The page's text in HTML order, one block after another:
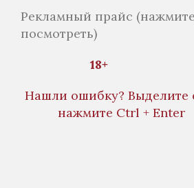
Рекламный прайс
посмотреть)
18+
Нашли ошибку? Выделите
нажмите Ctrl + Enter